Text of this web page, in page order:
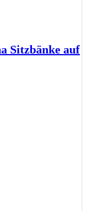
Sitzbänke auf